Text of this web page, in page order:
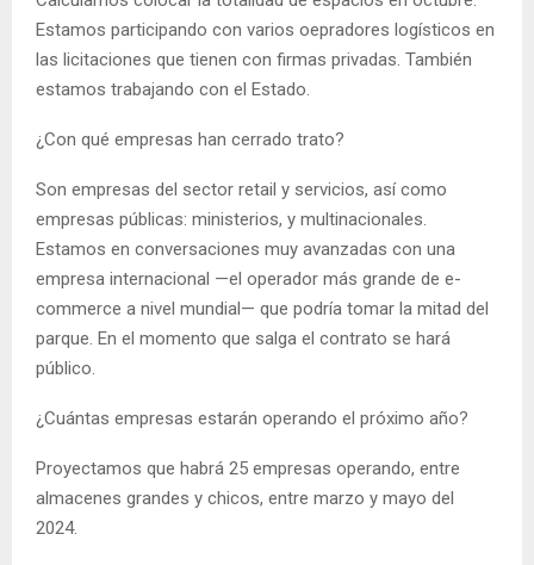
Estamos participando con varios oepradores logísticos en
las licitaciones que tienen con firmas privadas. También
estamos trabajando con el Estado.
¿Con qué empresas han cerrado trato?
Son empresas del sector retail y servicios, así como
empresas públicas: ministerios, y multinacionales.
Estamos en conversaciones muy avanzadas con una
empresa internacional —el operador más grande de e-
commerce a nivel mundial— que podría tomar la mitad del
parque. En el momento que salga el contrato se hará
público.
¿Cuántas empresas estarán operando el próximo año?
Proyectamos que habrá 25 empresas operando, entre
almacenes grandes y chicos, entre marzo y mayo del
2024.